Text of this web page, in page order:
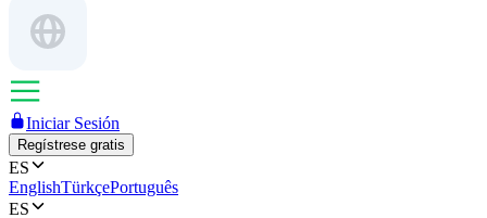
Iniciar Sesión
Regístrese gratis
ES
EnglishTürkçePortuguês
ES